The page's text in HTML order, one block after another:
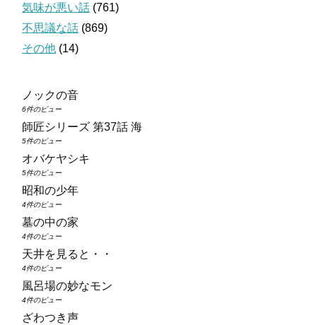
気味が悪い話 (761)
不思議な話 (869)
その他 (14)
ノックの音
6件のビュー
師匠シリーズ 第37話 海
5件のビュー
オバケヤシキ
5件のビュー
昭和の少年
4件のビュー
墓の中の家
4件のビュー
天井を見ると・・
4件のビュー
風呂場の妙なモン
4件のビュー
ざわつき声